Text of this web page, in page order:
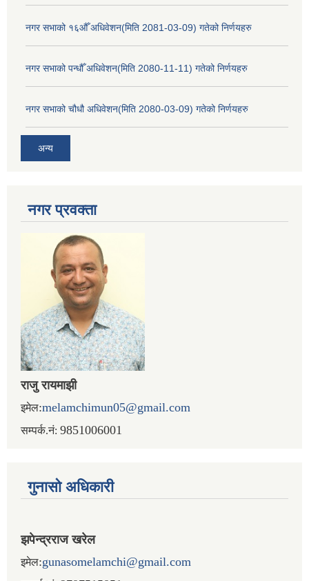
नगर सभाको १६औँ अधिवेशन(मिति 2081-03-09) गतेको निर्णयहरु
नगर सभाको पन्धौँ अधिवेशन(मिति 2080-11-11) गतेको निर्णयहरु
नगर सभाको चौधौ अधिवेशन(मिति 2080-03-09) गतेको निर्णयहरु
अन्य
नगर प्रव‌क्ता
राजु रायमाझी
इमेल:melamchimun05@gmail.com
सम्पर्क.नं: 9851006001
गुनासो अधिकारी
झपेन्द्रराज खरेल
इमेल:gunasomelamchi@gmail.com